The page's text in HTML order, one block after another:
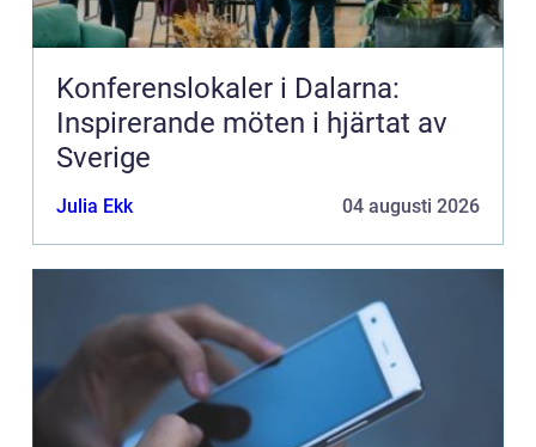
Konferenslokaler i Dalarna:
Inspirerande möten i hjärtat av
Sverige
Julia Ekk 04 augusti 2026